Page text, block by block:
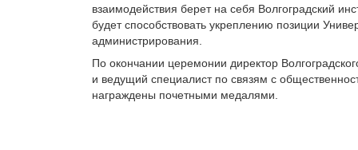
взаимодействия берет на себя Волгоградский
будет способствовать укреплению позиции
администрирования.
По окончании церемонии директор
и ведущий специалист по связям с
награждены почетными медалями.